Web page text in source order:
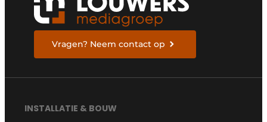
Vragen? Neem contact op
INSTALLATIE & BOUW